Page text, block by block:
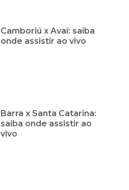
Camboriú x Avaí: saiba
onde assistir ao vivo
Barra x Santa Catarina:
saiba onde assistir ao
vivo